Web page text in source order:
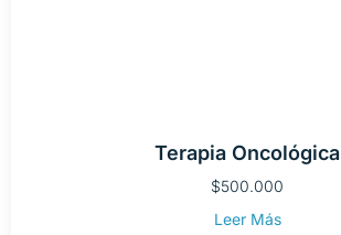
Terapia Oncológica
$500.000
Leer Más